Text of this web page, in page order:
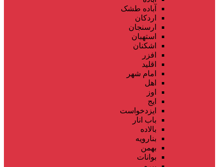
آباده طشک
اردکان
ارسنجان
استهبان
اشکنان
افزر
اقلید
امام شهر
اهل
اوز
ایج
ایزدخواست
باب انار
بالاده
بنارویه
بهمن
بوانات